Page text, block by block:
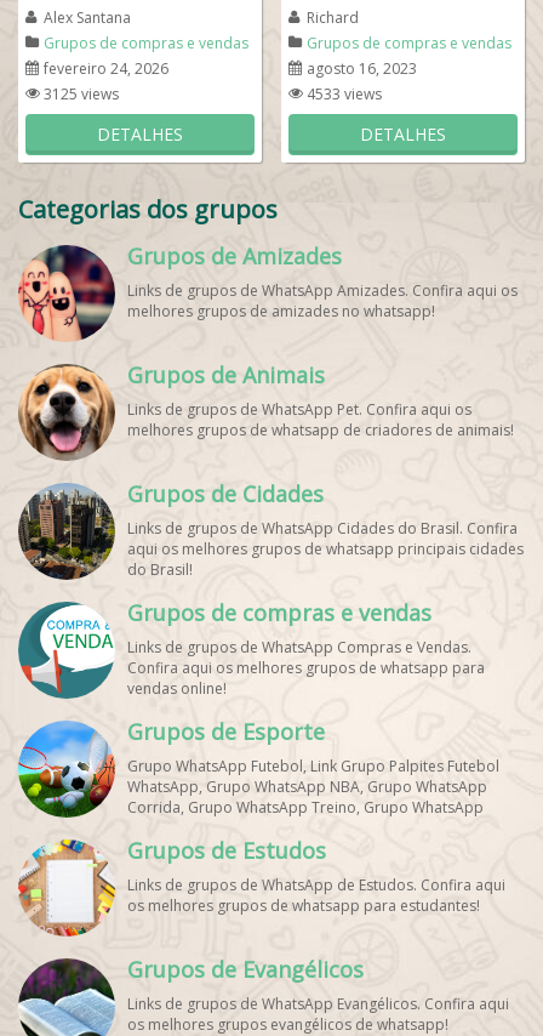
de desconto e ofertas exclusivas
da Shopee,...
Alex Santana
Grupos de compras e vendas
fevereiro 24, 2026
3125 views
DETALHES
favor, troquem conhecimentos,...
Richard
Grupos de compras e vendas
agosto 16, 2023
4533 views
DETALHES
Categorias dos grupos
Grupos de Amizades
Links de grupos de WhatsApp Amizades. Confira aqui os
melhores grupos de amizades no whatsapp!
Grupos de Animais
Links de grupos de WhatsApp Pet. Confira aqui os
melhores grupos de whatsapp de criadores de animais!
Grupos de Cidades
Links de grupos de WhatsApp Cidades do Brasil. Confira
aqui os melhores grupos de whatsapp principais cidades
do Brasil!
Grupos de compras e vendas
Links de grupos de WhatsApp Compras e Vendas.
Confira aqui os melhores grupos de whatsapp para
vendas online!
Grupos de Esporte
Grupo WhatsApp Futebol, Link Grupo Palpites Futebol
WhatsApp, Grupo WhatsApp NBA, Grupo WhatsApp
Corrida, Grupo WhatsApp Treino, Grupo WhatsApp
WhatsApp, Grupo de Torcedores [Nome do Time]
WhatsApp, Link de Grupos de Esporte Grátis, Grupo
WhatsApp Dicas de Treino, Grupo WhatsApp Futebol Ao
Vivo. Grupo WhatsApp Esporte, Grupos de Esporte
WhatsApp Esporte, Grupo WhatsApp Futebol, Link Grupo
Palpites Futebol WhatsApp, Grupo WhatsApp NBA,
Grupos de Estudos
Links de grupos de WhatsApp de Estudos. Confira aqui
os melhores grupos de whatsapp para estudantes!
Grupos de Evangélicos
Links de grupos de WhatsApp Evangélicos. Confira aqui
os melhores grupos evangélicos de whatsapp!